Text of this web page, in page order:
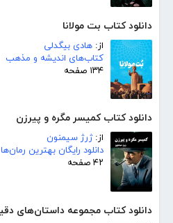
دانلود کتاب بت مولانا
از: هادی بیگدلی
کتاب‌های اندیشه و مذهب
۱۳۴ صفحه
دانلود کتاب کمیسر مگره و پیرزن
از:ژرژ سیمنون
دانلود رایگان بهترین رمان‌ها
۴۲ صفحه
دانلود کتاب مجموعه داستان‌های